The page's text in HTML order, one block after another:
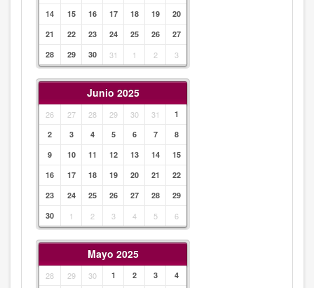
14
15 16 17 18 19
20
21
22 23 24 25 26
27
28
29 30 31 1 2 3
Junio 2025
26 27 28 29 30 31
1
2
3 4 5 6 7
8
9
10 11 12 13 14
15
16
17 18 19 20 21
22
23
24 25 26 27 28
29
30
1 2 3 4 5 6
Mayo 2025
28 29 30 1 2 3 4